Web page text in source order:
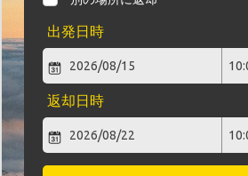
出発日時
返却日時